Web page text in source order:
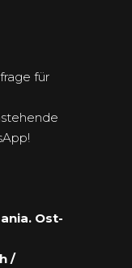
für
Ost-
/